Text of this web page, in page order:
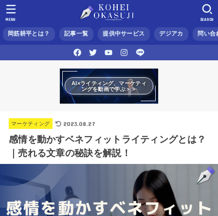
岡筋耕平とは？ 記事一覧 提供中サービス デジアカ 問い合
SEARCH
MENU
AI×ライティング、マーケティ
ングを動画で学ぶ＞＞
マーケティング 2023.08.27
感情を動かすベネフィットライティングとは？
｜売れる文章の秘訣を解説！